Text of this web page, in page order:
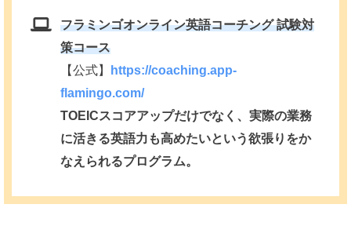
フラミンゴオンライン英語コーチング 試験対
策コース
【公式】
https://coaching.app-
flamingo.com/
TOEICスコアアップだけでなく、実際の業務
に活きる英語力も高めたいという欲張りをか
なえられるプログラム。